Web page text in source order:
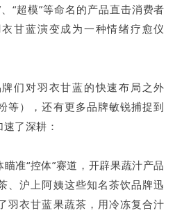
“超模”等命名的产品直击消费者
甘蓝演变成为一种情绪疗愈仪
们对羽衣甘蓝的快速布局之外
等），还有更多品牌敏锐捕捉到
了深耕：
准“控体”赛道，开辟果蔬汁产品
、沪上阿姨这些知名茶饮品牌迅
羽衣甘蓝果蔬茶，用冷冻复合汁